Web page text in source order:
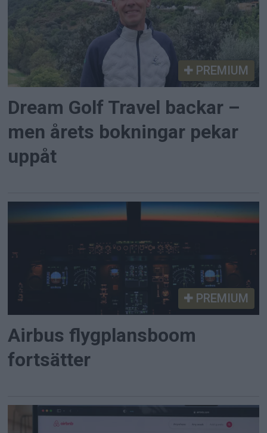
PREMIUM
Dream Golf Travel backar –
men årets bokningar pekar
uppåt
PREMIUM
Airbus flygplansboom
fortsätter